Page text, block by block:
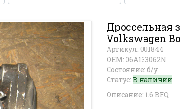
Дроссельная
Volkswagen
Артикул: 001844
OEM: 06A133062N
Состояние: б/у
Статус: В наличии
Описание: 1.6 BFQ